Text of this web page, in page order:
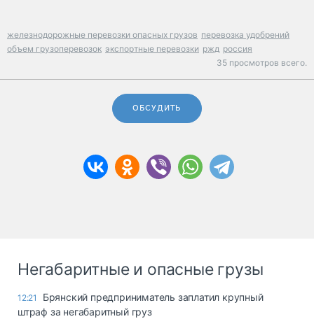
железнодорожные перевозки опасных грузов перевозка удобрений
объем грузоперевозок экспортные перевозки ржд россия
35 просмотров всего.
ОБСУДИТЬ
Негабаритные и опасные грузы
12:21
Брянский предприниматель заплатил крупный
штраф за негабаритный груз